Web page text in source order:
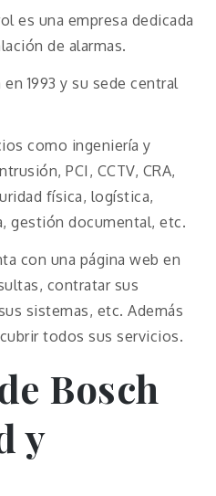
es una empresa dedicada
de alarmas.
1993 y su sede central
como ingeniería y
PCI, CCTV, CRA,
física, logística,
gestión documental, etc.
con una página web en
contratar sus
sistemas, etc. Además
todos sus servicios.
Bosch
y